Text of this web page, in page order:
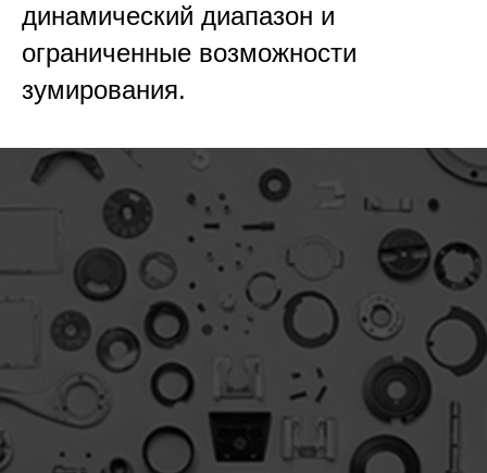
динамический диапазон и
ограниченные возможности
зумирования.